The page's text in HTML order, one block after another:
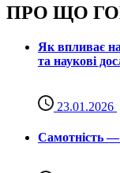
ПРО ЩО
Як впливає
та наукові
23.01.2026
Самотність —